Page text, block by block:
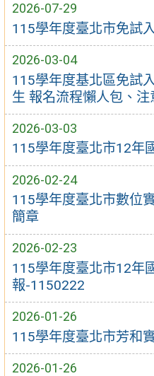
2026-07-29
115學年度臺北市免試
2026-03-04
115學年度基北區免試
生 報名流程懶人包、注
2026-03-03
115學年度臺北市12年
2026-02-24
115學年度臺北市數位
簡章
2026-02-23
115學年度臺北市12年
報-1150222
2026-01-26
115學年度臺北市芳和
2026-01-26